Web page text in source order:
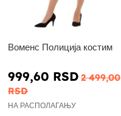
Воменс Полиција костим
999,60 RSD 2 499,00
RSD
НА РАСПОЛАГАЊУ